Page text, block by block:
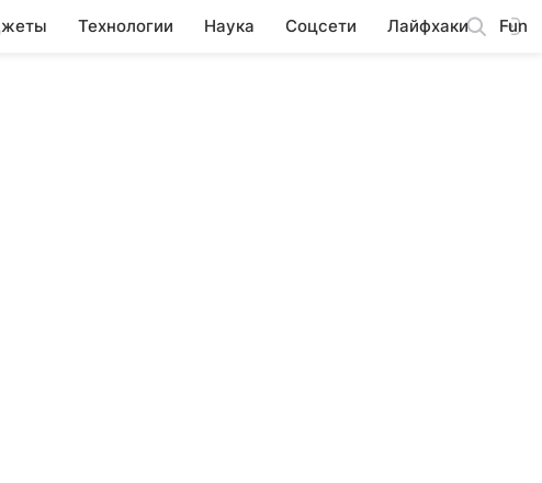
Технологии Наука Соцсети Лайфхаки Fun